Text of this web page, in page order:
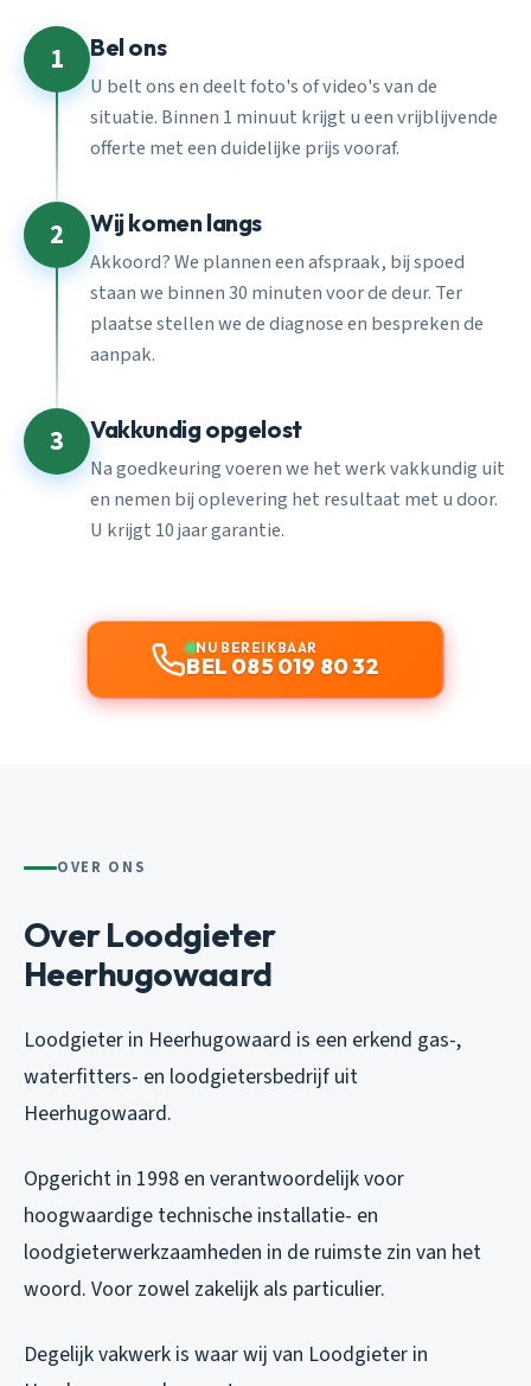
1 Bel ons
U belt ons en deelt foto's of video's van de
situatie. Binnen 1 minuut krijgt u een vrijblijvende
offerte met een duidelijke prijs vooraf.
2 Wij komen langs
Akkoord? We plannen een afspraak, bij spoed
staan we binnen 30 minuten voor de deur. Ter
plaatse stellen we de diagnose en bespreken de
aanpak.
3 Vakkundig opgelost
Na goedkeuring voeren we het werk vakkundig uit
en nemen bij oplevering het resultaat met u door.
U krijgt 10 jaar garantie.
NU BEREIKBAAR
BEL 085 019 80 32
OVER ONS
Over Loodgieter
Heerhugowaard
Loodgieter in Heerhugowaard is een erkend gas-,
waterfitters- en loodgietersbedrijf uit
Heerhugowaard.
Opgericht in 1998 en verantwoordelijk voor
hoogwaardige technische installatie- en
loodgieterwerkzaamheden in de ruimste zin van het
woord. Voor zowel zakelijk als particulier.
Degelijk vakwerk is waar wij van Loodgieter in